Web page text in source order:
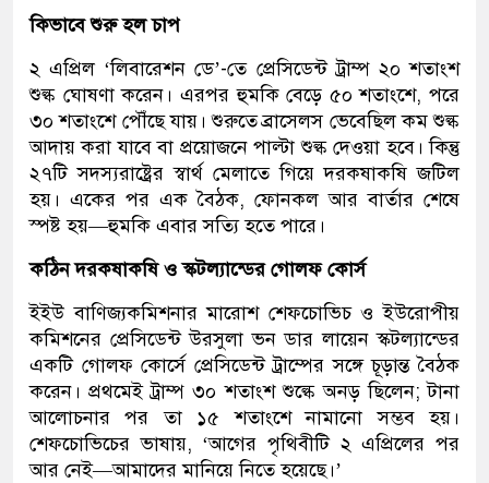
কিভাবে শুরু হল চাপ
২ এপ্রিল ‘লিবারেশন ডে’-তে প্রেসিডেন্ট ট্রাম্প ২০ শতাংশ
শুল্ক ঘোষণা করেন। এরপর হুমকি বেড়ে ৫০ শতাংশে, পরে
৩০ শতাংশে পৌঁছে যায়। শুরুতে ব্রাসেলস ভেবেছিল কম শুল্ক
আদায় করা যাবে বা প্রয়োজনে পাল্টা শুল্ক দেওয়া হবে। কিন্তু
২৭টি সদস্যরাষ্ট্রের স্বার্থ মেলাতে গিয়ে দরকষাকষি জটিল
হয়। একের পর এক বৈঠক, ফোনকল আর বার্তার শেষে
স্পষ্ট হয়—হুমকি এবার সত্যি হতে পারে।
কঠিন দরকষাকষি ও স্কটল্যান্ডের গোলফ কোর্স
ইইউ বাণিজ্যকমিশনার মারোশ শেফচোভিচ ও ইউরোপীয়
কমিশনের প্রেসিডেন্ট উরসুলা ভন ডার লায়েন স্কটল্যান্ডের
একটি গোলফ কোর্সে প্রেসিডেন্ট ট্রাম্পের সঙ্গে চূড়ান্ত বৈঠক
করেন। প্রথমেই ট্রাম্প ৩০ শতাংশ শুল্কে অনড় ছিলেন; টানা
আলোচনার পর তা ১৫ শতাংশে নামানো সম্ভব হয়।
শেফচোভিচের ভাষায়, ‘আগের পৃথিবীটি ২ এপ্রিলের পর
আর নেই—আমাদের মানিয়ে নিতে হয়েছে।’